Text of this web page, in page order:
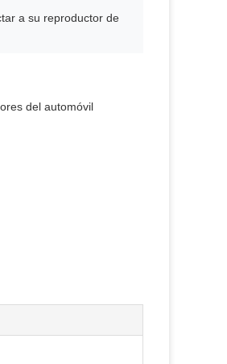
a su reproductor de
del automóvil